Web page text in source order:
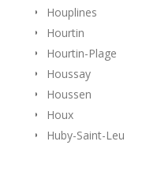
Houplines
Hourtin
Hourtin-Plage
Houssay
Houssen
Houx
Huby-Saint-Leu